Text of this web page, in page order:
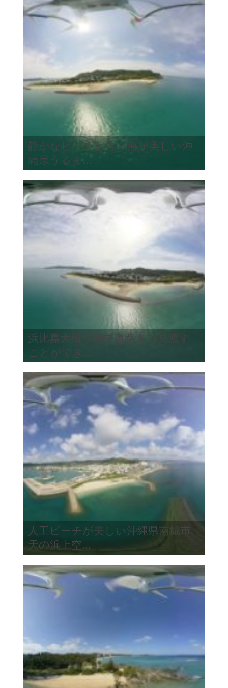
静かなビーチと青い海が美しい沖
縄県うるま...
浜比嘉大橋や海中道路まで見渡す
ことができ...
人工ビーチが美しい沖縄県南城市
天の浜上空...